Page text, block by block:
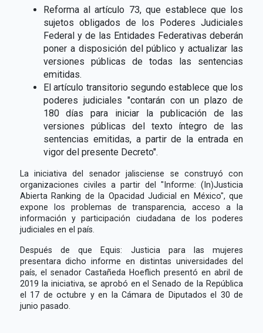
Reforma al artículo 73, que establece que los
sujetos obligados de los Poderes Judiciales
Federal y de las Entidades Federativas deberán
poner a disposición del público y actualizar las
versiones públicas de todas las sentencias
emitidas.
El artículo transitorio segundo establece que los
poderes judiciales "contarán con un plazo de
180 días para iniciar la publicación de las
versiones públicas del texto íntegro de las
sentencias emitidas, a partir de la entrada en
vigor del presente Decreto".
La iniciativa del senador jalisciense se construyó con
organizaciones civiles a partir del "Informe: (In)Justicia
Abierta Ranking de la Opacidad Judicial en México", que
expone los problemas de transparencia, acceso a la
información y participación ciudadana de los poderes
judiciales en el país.
Después de que Equis: Justicia para las mujeres
presentara dicho informe en distintas universidades del
país, el senador Castañeda Hoeflich presentó en abril de
2019 la iniciativa, se aprobó en el Senado de la República
el 17 de octubre y en la Cámara de Diputados el 30 de
junio pasado.